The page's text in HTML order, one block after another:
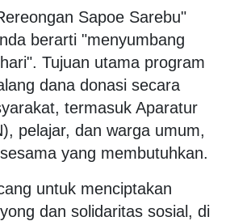
Sapoe Sarebu"
berarti "menyumbang
Tujuan utama program
dana donasi secara
termasuk Aparatur
pelajar, dan warga umum,
yang membutuhkan.
untuk menciptakan
dan solidaritas sosial, di